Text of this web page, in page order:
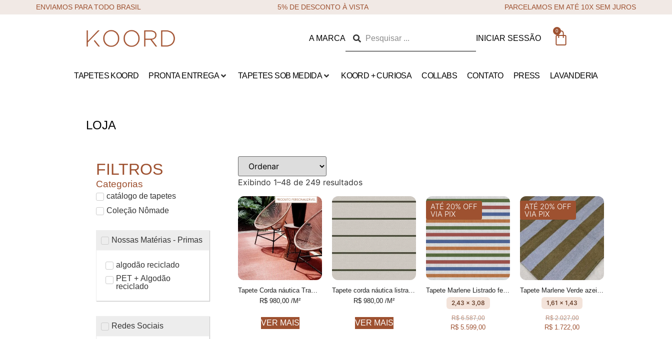
ENVIAMOS PARA TODO BRASIL 5% DE DESCONTO À VISTA PARCELAMOS EM ATÉ 10X SEM JUROS
A MARCA INICIAR SESSÃO
0
TAPETES KOORD PRONTA ENTREGA TAPETES SOB MEDIDA KOORD + CURIOSA COLLABS CONTATO PRESS LAVANDERIA
LOJA
FILTROS
Categorias
catálogo de tapetes
Coleção Nômade
Nossas Matérias - Primas
algodão reciclado
PET + Algodão
reciclado
Redes Sociais
Exibindo 1–48 de 249 resultados
Tapete Corda náutica Trama Personalizável feito à mão
R$ 980,00 /M²
VER MAIS
Tapete corda náutica listrado Personalizável feito à mão
R$ 980,00 /M²
VER MAIS
ATÉ 20% OFF
VIA PIX
Tapete Marlene Listrado feito à mão, 100% algodão reciclado
2,43 x 3,08
R$6.587,00
R$ 5.599,00
ATÉ 20% OFF
VIA PIX
Tapete Marlene Verde azeitona e Azul Celeste Listrado feito à mão, 100% algodão reciclado
1,61 x 1,43
R$2.027,00
R$ 1.722,00